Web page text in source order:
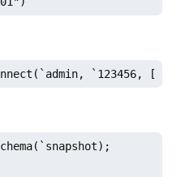
`123456,